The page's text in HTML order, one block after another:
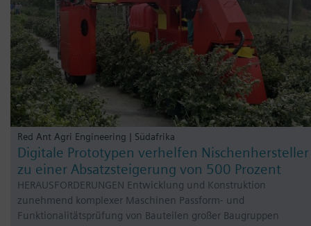
Red Ant Agri Engineering | Südafrika
Digitale Prototypen verhelfen Nischenhersteller
zu einer Absatzsteigerung von 500 Prozent
HERAUSFORDERUNGEN Entwicklung und Konstruktion
zunehmend komplexer Maschinen Passform- und
Funktionalitätsprüfung von Bauteilen großer Baugruppen